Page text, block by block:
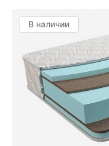
В наличии